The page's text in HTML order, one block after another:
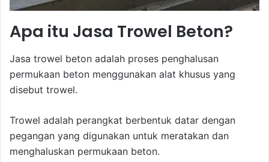
Apa itu Jasa Trowel Beton?
Jasa trowel beton adalah proses penghalusan
permukaan beton menggunakan alat khusus yang
disebut trowel.
Trowel adalah perangkat berbentuk datar dengan
pegangan yang digunakan untuk meratakan dan
menghaluskan permukaan beton.